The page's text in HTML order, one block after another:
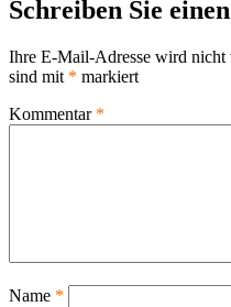
Schreiben Sie
Ihre E-Mail-Adresse wird nicht
sind mit * markiert
Kommentar *
Name *